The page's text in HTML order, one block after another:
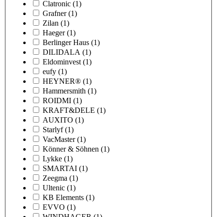
Clatronic (1)
Grafner (1)
Zilan (1)
Haeger (1)
Berlinger Haus (1)
DILIDALA (1)
Eldominvest (1)
eufy (1)
HEYNER® (1)
Hammersmith (1)
ROIDMI (1)
KRAFT&DELE (1)
AUXITO (1)
Starlyf (1)
VacMaster (1)
Könner & Söhnen (1)
Lykke (1)
SMARTAI (1)
Zeegma (1)
Ultenic (1)
KB Elements (1)
EVVO (1)